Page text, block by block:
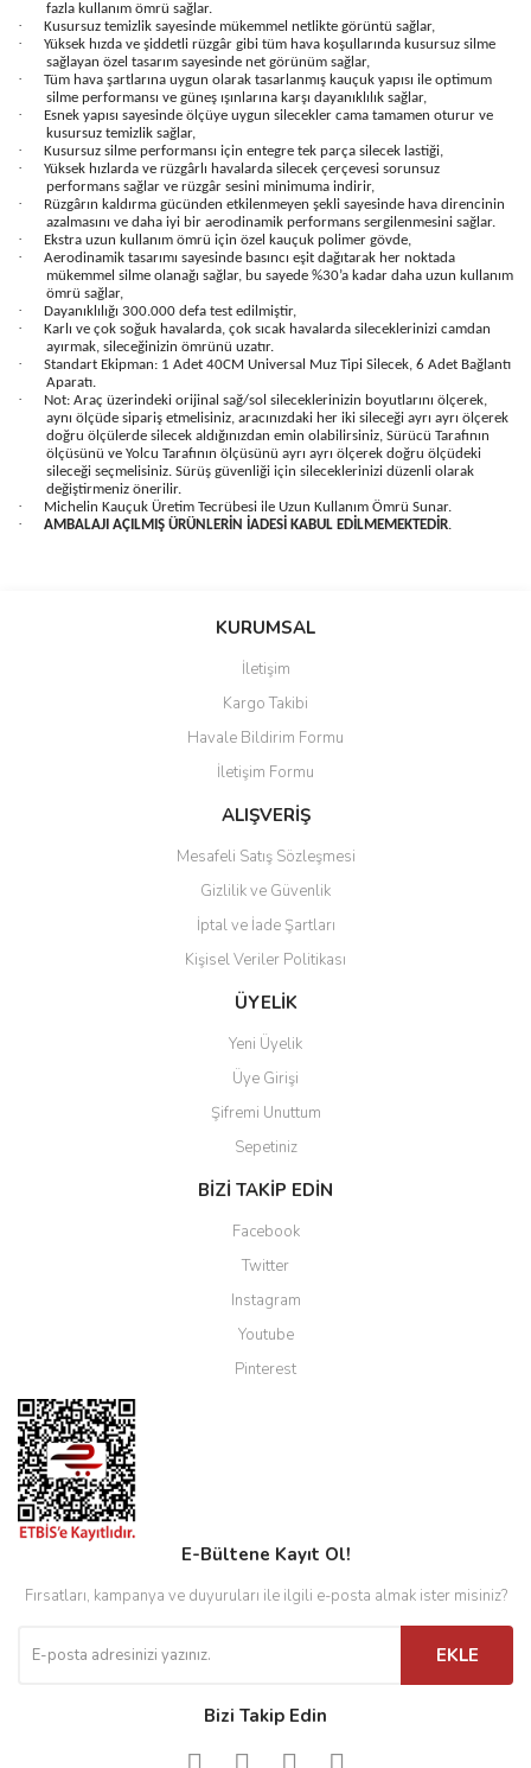
fazla kullanım ömrü sağlar.
· Kusursuz temizlik sayesinde mükemmel netlikte görüntü sağlar,
·
Yüksek hızda ve şiddetli rüzgâr gibi tüm hava koşullarında kusursuz silme
sağlayan özel tasarım sayesinde net görünüm sağlar,
·
Tüm hava şartlarına uygun olarak tasarlanmış kauçuk yapısı ile optimum
silme performansı ve güneş ışınlarına karşı dayanıklılık sağlar,
·
Esnek yapısı sayesinde ölçüye uygun silecekler cama tamamen oturur ve
kusursuz temizlik sağlar,
· Kusursuz silme performansı için entegre tek parça silecek lastiği,
·
Yüksek hızlarda ve rüzgârlı havalarda silecek çerçevesi sorunsuz
performans sağlar ve rüzgâr sesini minimuma indirir,
·
Rüzgârın kaldırma gücünden etkilenmeyen şekli sayesinde hava direncinin
azalmasını ve daha iyi bir aerodinamik performans sergilenmesini sağlar.
· Ekstra uzun kullanım ömrü için özel kauçuk polimer gövde,
·
Aerodinamik tasarımı sayesinde basıncı eşit dağıtarak her noktada
mükemmel silme olanağı sağlar, bu sayede %30’a kadar daha uzun kullanım
ömrü sağlar,
· Dayanıklılığı 300.000 defa test edilmiştir,
·
Karlı ve çok soğuk havalarda, çok sıcak havalarda sileceklerinizi camdan
ayırmak, sileceğinizin ömrünü uzatır.
·
Standart Ekipman: 1 Adet 40CM Universal Muz Tipi Silecek, 6 Adet Bağlantı
Aparatı.
·
Not: Araç üzerindeki orijinal sağ/sol sileceklerinizin boyutlarını ölçerek,
aynı ölçüde sipariş etmelisiniz, aracınızdaki her iki sileceği ayrı ayrı ölçerek
doğru ölçülerde silecek aldığınızdan emin olabilirsiniz, Sürücü Tarafının
ölçüsünü ve Yolcu Tarafının ölçüsünü ayrı ayrı ölçerek doğru ölçüdeki
sileceği seçmelisiniz. Sürüş güvenliği için sileceklerinizi düzenli olarak
değiştirmeniz önerilir.
· Michelin Kauçuk Üretim Tecrübesi ile Uzun Kullanım Ömrü Sunar.
· AMBALAJI AÇILMIŞ ÜRÜNLERİN İADESİ KABUL EDİLMEMEKTEDİR.
Bu ürüne ilk yorumu siz yapın!
Ürün resmi kalitesiz, bozuk veya görüntülenemiyor.
Ürün açıklamasında eksik bilgiler bulunuyor.
Ürün bilgilerinde hatalar bulunuyor.
Ürün fiyatı diğer sitelerden daha pahalı.
Gönder
KURUMSAL
İletişim
Kargo Takibi
Havale Bildirim Formu
İletişim Formu
ALIŞVERİŞ
Mesafeli Satış Sözleşmesi
Gizlilik ve Güvenlik
İptal ve İade Şartları
Kişisel Veriler Politikası
ÜYELİK
Yeni Üyelik
Üye Girişi
Şifremi Unuttum
Sepetiniz
BİZİ TAKİP EDİN
Facebook
Twitter
Instagram
Youtube
Pinterest
E-Bültene Kayıt Ol!
Fırsatları, kampanya ve duyuruları ile ilgili e-posta almak ister misiniz?
EKLE
Bizi Takip Edin